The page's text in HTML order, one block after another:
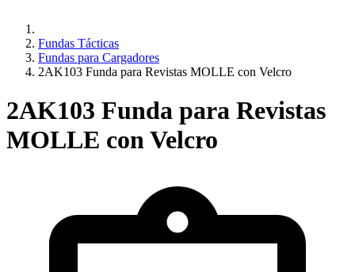
Fundas Tácticas
Fundas para Cargadores
2AK103 Funda para Revistas MOLLE con Velcro
2AK103 Funda para Revistas
MOLLE con Velcro